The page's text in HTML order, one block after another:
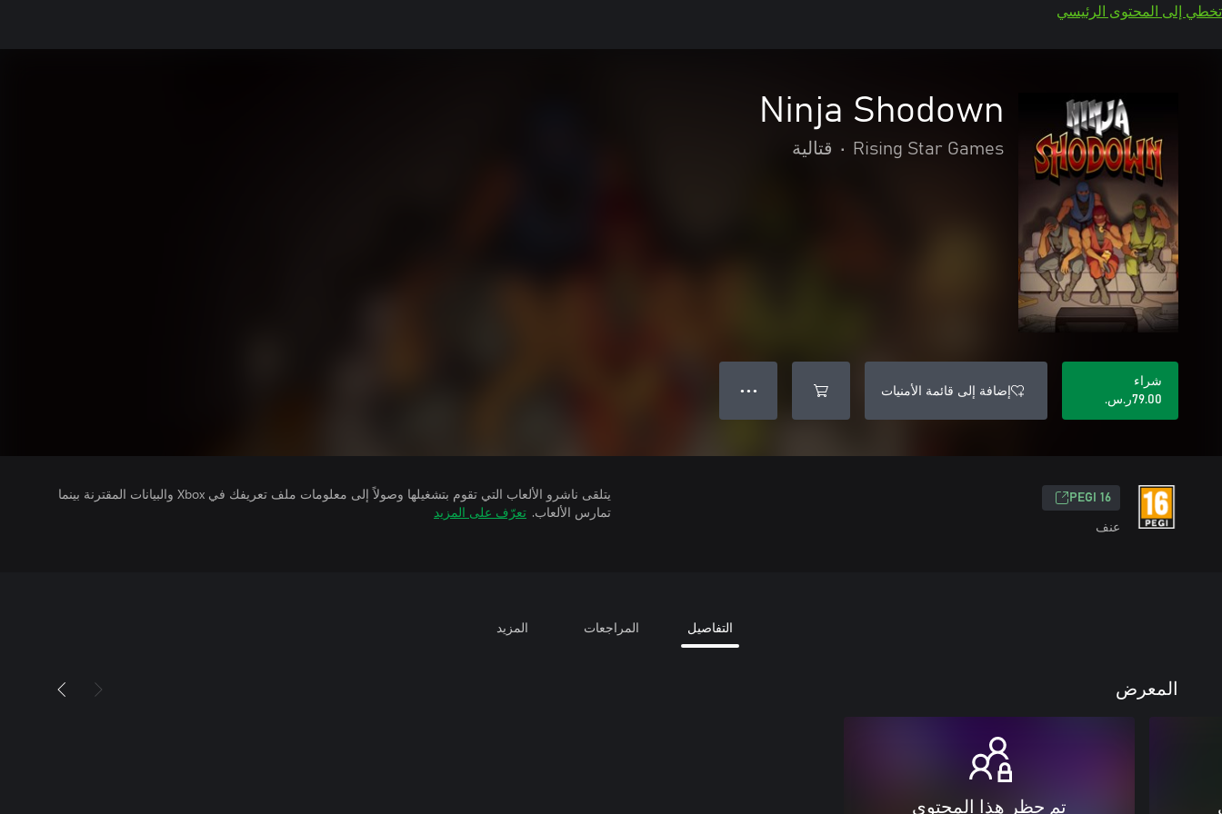
تخطي إلى المحتوى الرئيسي
Ninja Shodown
Rising Star Games
• قتالية
شراء
‪ر.س.‏‎79.00‬
إضافة إلى قائمة الأمنيات ● ● ●
PEGI 16
عنف
يتلقى ناشرو الألعاب التي تقوم بتشغيلها وصولاً إلى معلومات ملف تعريفك في Xbox والبيانات المقترنة بينما
تمارس الألعاب. تعرّف على المزيد
التفاصيل المراجعات المزيد
المعرض
تم حظر هذا المحتوى